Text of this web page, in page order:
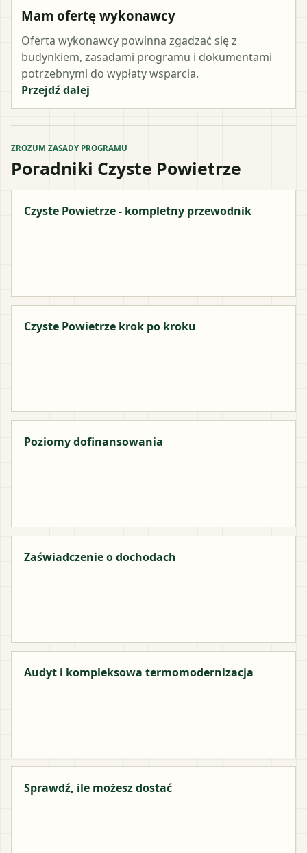
Mam ofertę wykonawcy
Oferta wykonawcy powinna zgadzać się z
budynkiem, zasadami programu i dokumentami
potrzebnymi do wypłaty wsparcia.
Przejdź dalej
ZROZUM ZASADY PROGRAMU
Poradniki Czyste Powietrze
Czyste Powietrze - kompletny przewodnik
Czyste Powietrze krok po kroku
Poziomy dofinansowania
Zaświadczenie o dochodach
Audyt i kompleksowa termomodernizacja
Sprawdź, ile możesz dostać